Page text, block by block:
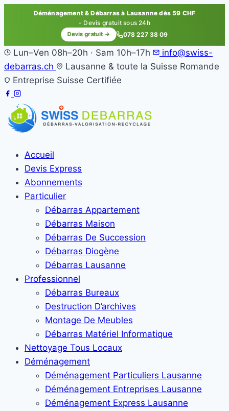
Déménagement & Débarras à Lausanne dès 59 CHF
- Devis gratuit sous 24h
Devis gratuit → 078 227 38 09
Lun–Ven 08h–20h · Sam 10h–17h
info@swiss-
debarras.ch
Lausanne & toute la Suisse Romande
Entreprise Suisse Certifiée
Accueil
Devis Express
Abonnements
Particulier
Débarras Appartement
Débarras Maison
Débarras De Succession
Débarras Diogène
Débarras Lausanne
Professionnel
Débarras Bureaux
Destruction D’archives
Montage De Meubles
Débarras Matériel Informatique
Nettoyage Tous Locaux
Déménagement
Déménagement Particuliers Lausanne
Déménagement Entreprises Lausanne
Déménagement Express Lausanne